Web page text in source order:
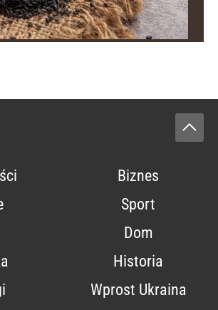
Biznes
Sport
Dom
Historia
Wprost Ukraina